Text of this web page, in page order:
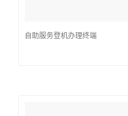
自助服务登机办理终端